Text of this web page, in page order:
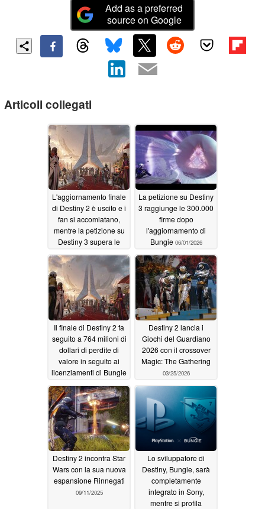
Add as a preferred
source on Google
Articoli collegati
L'aggiornamento finale
di Destiny 2 è uscito e i
fan si accomiatano,
mentre la petizione su
Destiny 3 supera le
06/10/2026
La petizione su Destiny
3 raggiunge le 300.000
firme dopo
l'aggiornamento di
Bungie 06/01/2026
Il finale di Destiny 2 fa
seguito a 764 milioni di
dollari di perdite di
valore in seguito ai
licenziamenti di Bungie
05/25/2026
Destiny 2 lancia i
Giochi del Guardiano
2026 con il crossover
Magic: The Gathering
03/25/2026
Destiny 2 incontra Star
Wars con la sua nuova
espansione Rinnegati
09/11/2025
Lo sviluppatore di
Destiny, Bungie, sarà
completamente
integrato in Sony,
mentre si profila